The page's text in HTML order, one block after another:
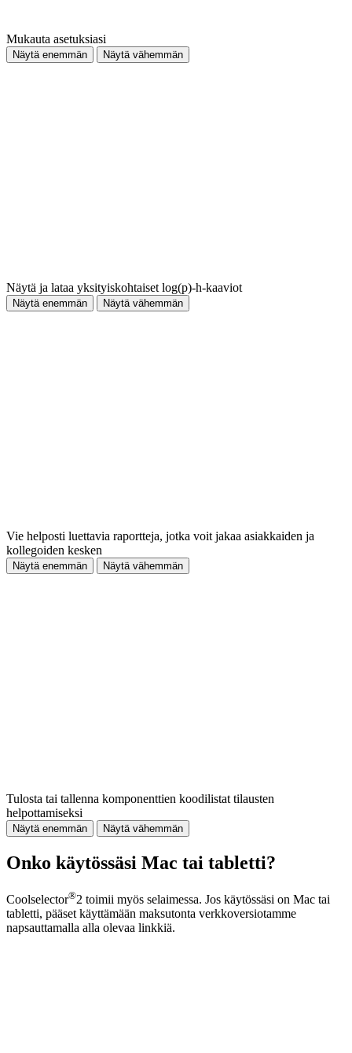
Mukauta asetuksiasi
Näytä enemmän Näytä vähemmän
Näytä ja lataa yksityiskohtaiset log(p)-h-kaaviot
Näytä enemmän Näytä vähemmän
Vie helposti luettavia raportteja, jotka voit jakaa asiakkaiden ja
kollegoiden kesken
Näytä enemmän Näytä vähemmän
Tulosta tai tallenna komponenttien koodilistat tilausten
helpottamiseksi
Näytä enemmän Näytä vähemmän
Onko käytössäsi Mac tai tabletti?
Coolselector®2 toimii myös selaimessa. Jos käytössäsi on Mac tai
tabletti, pääset käyttämään maksutonta verkkoversiotamme
napsauttamalla alla olevaa linkkiä.